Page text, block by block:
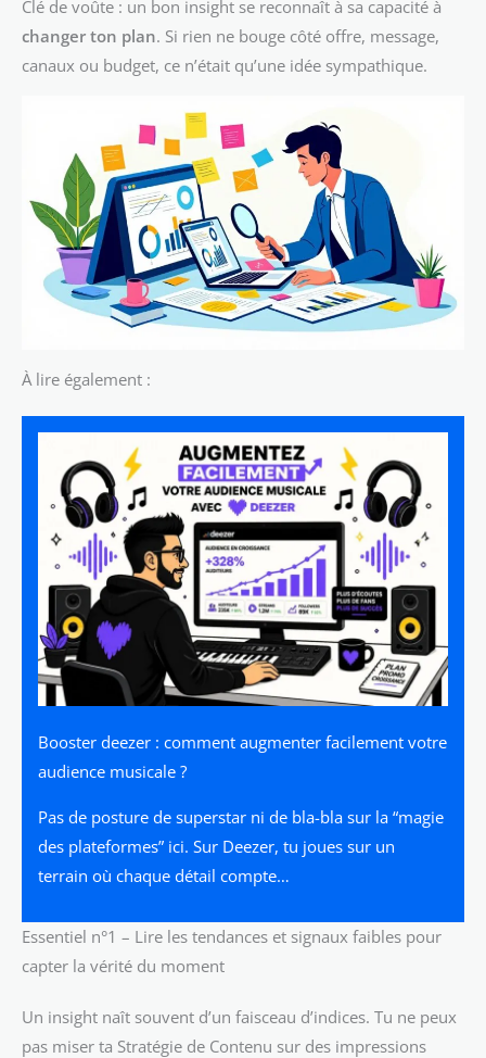
Clé de voûte : un bon insight se reconnaît à sa capacité à
changer ton plan. Si rien ne bouge côté offre, message,
canaux ou budget, ce n’était qu’une idée sympathique.
À lire également :
Booster deezer : comment augmenter facilement votre
audience musicale ?
Pas de posture de superstar ni de bla-bla sur la “magie
des plateformes” ici. Sur Deezer, tu joues sur un
terrain où chaque détail compte…
Essentiel n°1 – Lire les tendances et signaux faibles pour
capter la vérité du moment
Un insight naît souvent d’un faisceau d’indices. Tu ne peux
pas miser ta Stratégie de Contenu sur des impressions